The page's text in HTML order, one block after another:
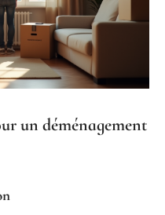
un déménagement